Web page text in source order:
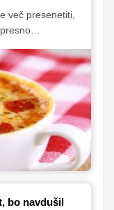
več presenetiti,
in klasične
omaka,
hitra in
smo
minut, da
bo navdušil